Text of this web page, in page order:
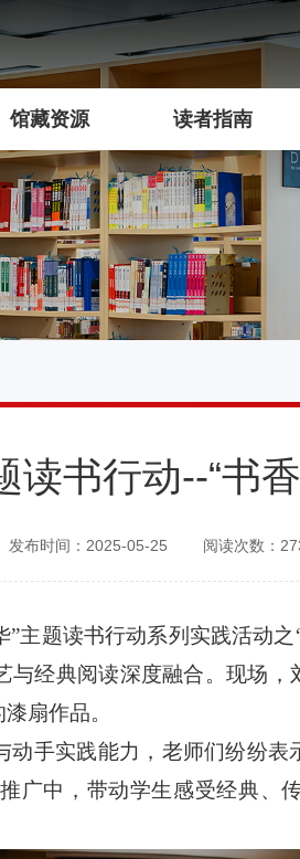
馆藏资源 读者指南
读书行动--“书
发布时间：2025-05-25 阅读次数：
主题读书行动系列实践活动
经典阅读深度融合。现场
扇作品。
手实践能力，老师们纷纷
广中，带动学生感受经典、